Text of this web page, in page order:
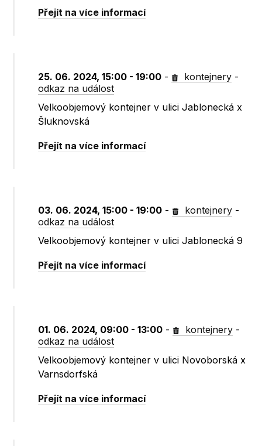
Přejít na více informací
25. 06. 2024, 15:00 - 19:00 - kontejnery -
odkaz na událost
Velkoobjemový kontejner v ulici Jablonecká x
Šluknovská
Přejít na více informací
03. 06. 2024, 15:00 - 19:00 - kontejnery -
odkaz na událost
Velkoobjemový kontejner v ulici Jablonecká 9
Přejít na více informací
01. 06. 2024, 09:00 - 13:00 - kontejnery -
odkaz na událost
Velkoobjemový kontejner v ulici Novoborská x
Varnsdorfská
Přejít na více informací